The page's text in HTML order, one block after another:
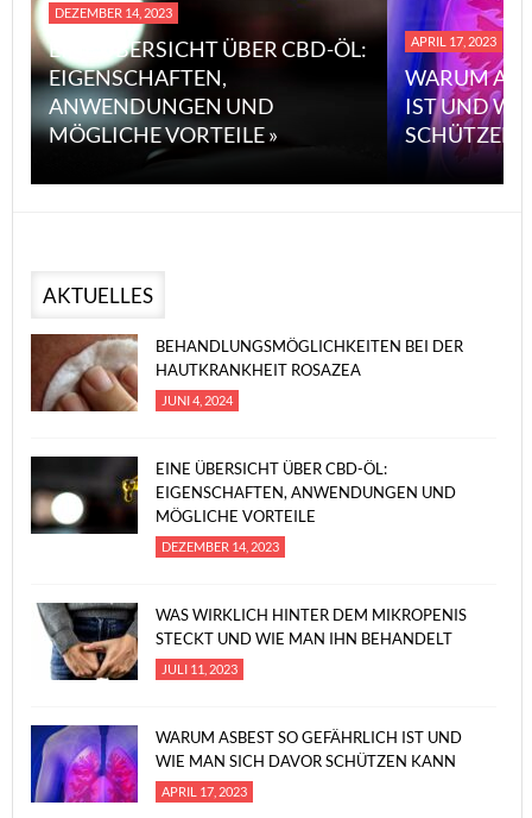
DEZEMBER 14, 2023
EINE ÜBERSICHT ÜBER CBD-ÖL:
EIGENSCHAFTEN,
ANWENDUNGEN UND
MÖGLICHE VORTEILE »
APRIL 17, 2023
WARUM
IST UND
SCHÜTZEN
AKTUELLES
BEHANDLUNGSMÖGLICHKEITEN BEI DER
HAUTKRANKHEIT ROSAZEA
JUNI 4, 2024
EINE ÜBERSICHT ÜBER CBD-ÖL:
EIGENSCHAFTEN, ANWENDUNGEN UND
MÖGLICHE VORTEILE
DEZEMBER 14, 2023
WAS WIRKLICH HINTER DEM MIKROPENIS
STECKT UND WIE MAN IHN BEHANDELT
JULI 11, 2023
WARUM ASBEST SO GEFÄHRLICH IST UND
WIE MAN SICH DAVOR SCHÜTZEN KANN
APRIL 17, 2023